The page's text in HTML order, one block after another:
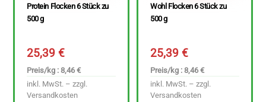
Protein Flocken 6 Stück zu
500 g
25,39€
Preis/kg : 8,46 €
inkl. MwSt. – zzgl.
Versandkosten
Wohl Flocken 6 Stück zu
500 g
25,39€
Preis/kg : 8,46 €
inkl. MwSt. – zzgl.
Versandkosten